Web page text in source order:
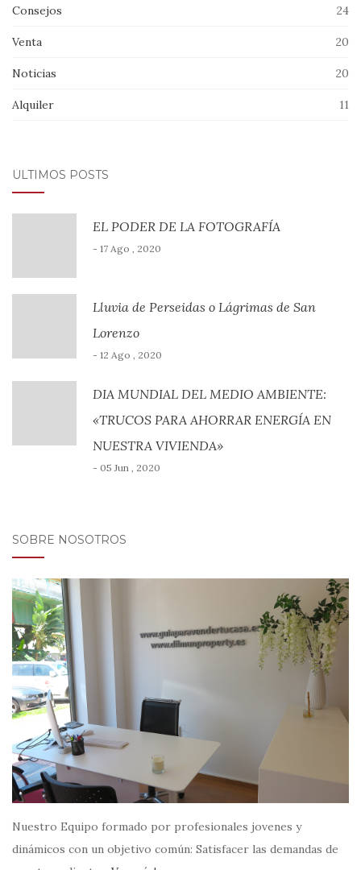
Consejos 24
Venta 20
Noticias 20
Alquiler 11
ÚLTIMOS POSTS
EL PODER DE LA FOTOGRAFÍA
- 17 Ago , 2020
Lluvia de Perseidas o Lágrimas de San
Lorenzo
- 12 Ago , 2020
DIA MUNDIAL DEL MEDIO AMBIENTE:
«TRUCOS PARA AHORRAR ENERGÍA EN
NUESTRA VIVIENDA»
- 05 Jun , 2020
SOBRE NOSOTROS
Nuestro Equipo formado por profesionales jovenes y
dinámicos con un objetivo común: Satisfacer las demandas de